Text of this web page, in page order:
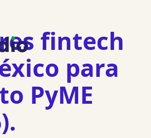
fintech
para
PyME